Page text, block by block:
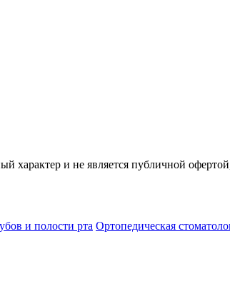
характер и не является публичной
и полости рта Ортопедическая